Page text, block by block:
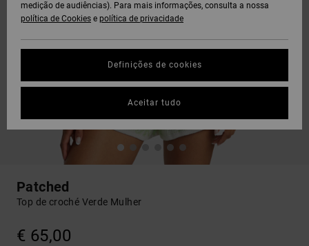
Patched
Top de croché Verde Mulher
€ 65,00
medição de audiências). Para mais informações, consulta a nossa
política de Cookies e política de privacidade
Definições de cookies
Aceitar tudo